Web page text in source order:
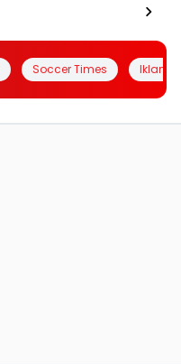
Soccer Times Iklanin